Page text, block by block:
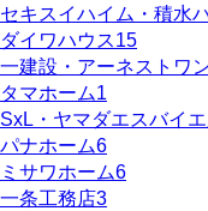
セキスイハイム・積水
ダイワハウス15
一建設・アーネストワ
タマホーム1
SxL・ヤマダエスバイ
パナホーム6
ミサワホーム6
一条工務店3